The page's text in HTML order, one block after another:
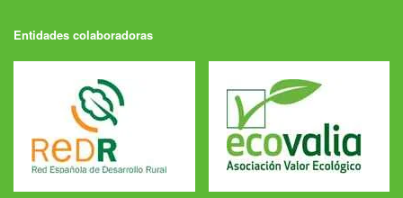
Entidades colaboradoras